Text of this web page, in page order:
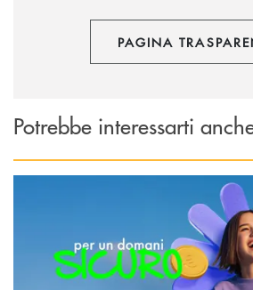
PAGINA
Potrebbe interessarti